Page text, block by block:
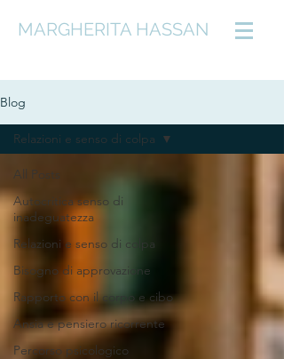
MARGHERITA HASSAN
Blog
All Posts
Autocritica senso di
inadeguatezza
Relazioni e senso di colpa
Bisogno di approvazione
Rapporto con il corpo e cibo
Ansia e pensiero ricorrente
Percorso psicologico
Relazioni e senso di colpa